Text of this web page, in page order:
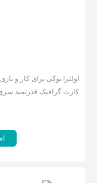
کارت گرافیک قدرتمند